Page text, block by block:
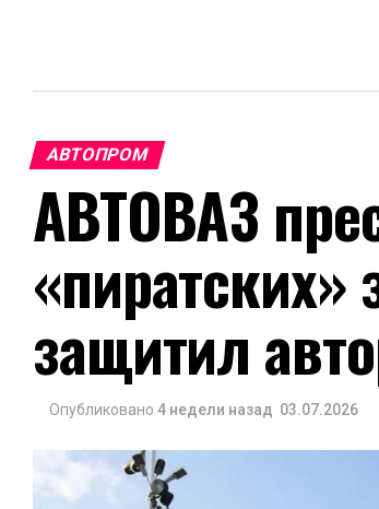
АВТОПРОМ
АВТОВАЗ
защитил
Опубликовано 4 недели назад 03.07.2026